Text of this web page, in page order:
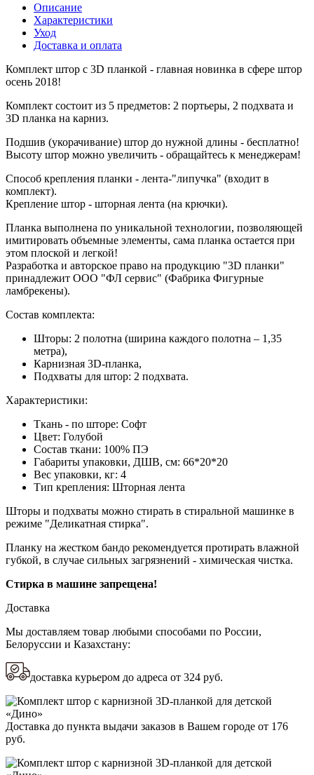
Описание
Характеристики
Уход
Доставка и оплата
Комплект штор с 3D планкой - главная новинка в сфере штор
осень 2018!
Комплект состоит из 5 предметов: 2 портьеры, 2 подхвата и
3D планка на карниз.
Подшив (укорачивание) штор до нужной длины - бесплатно!
Высоту штор можно увеличить - обращайтесь к менеджерам!
Способ крепления планки - лента-"липучка" (входит в
комплект).
Крепление штор - шторная лента (на крючки).
Планка выполнена по уникальной технологии, позволяющей
имитировать объемные элементы, сама планка остается при
этом плоской и легкой!
Разработка и авторское право на продукцию "3D планки"
принадлежит ООО "ФЛ сервис" (Фабрика Фигурные
ламбрекены).
Состав комплекта:
Шторы: 2 полотна (ширина каждого полотна – 1,35
метра),
Карнизная 3D-планка,
Подхваты для штор: 2 подхвата.
Характеристики:
Ткань - по шторе: Софт
Цвет: Голубой
Состав ткани: 100% ПЭ
Габариты упаковки, ДШВ, см: 66*20*20
Вес упаковки, кг: 4
Тип крепления: Шторная лента
Шторы и подхваты можно стирать в стиральной машинке в
режиме "Деликатная стирка".
Планку на жестком бандо рекомендуется протирать влажной
губкой, в случае сильных загрязнений - химическая чистка.
Стирка в машине запрещена!
Доставка
Мы доставляем товар любыми способами по России,
Белоруссии и Казахстану:
доставка курьером до адреса от 324 руб.
Доставка до пункта выдачи заказов в Вашем городе от 176
руб.